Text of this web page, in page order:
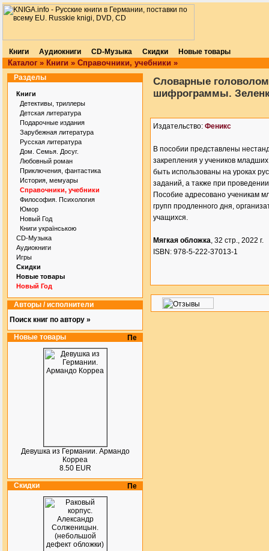
Книги Аудиокниги CD-Музыка Скидки Новые товары
Каталог » Книги » Справочники, учебники »
Разделы
Книги
Детективы, триллеры
Детская литература
Подарочные издания
Зарубежная литература
Русская литература
Дом. Семья. Досуг.
Любовный роман
Приключения, фантастика
История, мемуары
Справочники, учебники
Философия. Психология
Юмор
Новый Год
Книги українською
CD-Музыка
Аудиокниги
Игры
Скидки
Новые товары
Новый Год
Авторы / исполнители
Поиск книг по автору »
Новые товары
Девушка из Германии. Армандо
Корреа
8.50 EUR
Скидки
Словарные
шифрограммы.
Издательство: Феникс
В пособии представлены
закрепления у учеников
быть использованы на уроках
заданий, а также при
Пособие адресовано ученикам
групп продленного дня,
учащихся.
Мягкая обложка, 32 стр., 2022 г.
ISBN: 978-5-222-37013-1